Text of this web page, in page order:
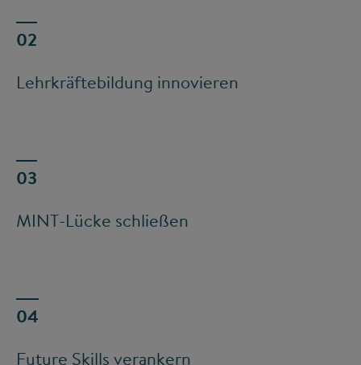
Lehrkräftebildung innovieren
MINT-Lücke schließen
Future Skills verankern